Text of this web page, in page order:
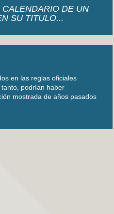
DE UN
SU TITULO...
en las reglas oficiales
podrían haber
mostrada de años pasados